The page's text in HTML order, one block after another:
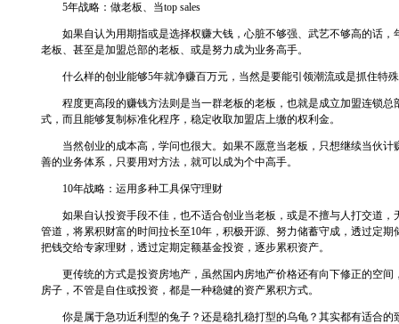
5年战略：做老板、当top sales
如果自认为用期指或是选择权赚大钱，心脏不够强、武艺不够高的话，
老板、甚至是加盟总部的老板、或是努力成为业务高手。
什么样的创业能够5年就净赚百万元，当然是要能引领潮流或是抓住特
程度更高段的赚钱方法则是当一群老板的老板，也就是成立加盟连锁总
式，而且能够复制标准化程序，稳定收取加盟店上缴的权利金。
当然创业的成本高，学问也很大。如果不愿意当老板，只想继续当伙计
善的业务体系，只要用对方法，就可以成为个中高手。
10年战略：运用多种工具保守理财
如果自认投资手段不佳，也不适合创业当老板，或是不擅与人打交道，
管道，将累积财富的时间拉长至10年，积极开源、努力储蓄守成，透过定
把钱交给专家理财，透过定期定额基金投资，逐步累积资产。
更传统的方式是投资房地产，虽然国内房地产价格还有向下修正的空间
房子，不管是自住或投资，都是一种稳健的资产累积方式。
你是属于急功近利型的兔子？还是稳扎稳打型的乌龟？其实都有适合的